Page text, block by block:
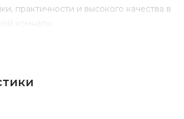
практичности и высокого качества в
комнаты.